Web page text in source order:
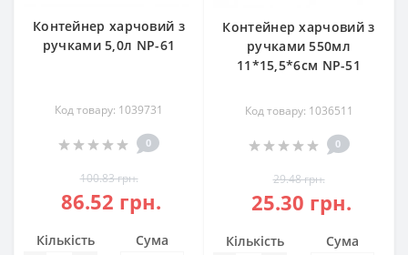
Контейнер харчовий з
ручками 5,0л NP-61
Код товару: 1039731
0
100.83 грн.
86.52 грн.
Кількість Сума
Контейнер харчовий з
ручками 550мл
11*15,5*6см NP-51
Код товару: 1036511
0
29.48 грн.
25.30 грн.
Кількість Сума